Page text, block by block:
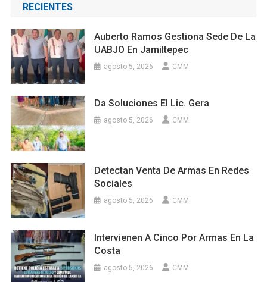
RECIENTES
Auberto Ramos Gestiona Sede De La
UABJO En Jamiltepec
agosto 5, 2026 CMM
Da Soluciones El Lic. Gera
agosto 5, 2026 CMM
Detectan Venta De Armas En Redes
Sociales
agosto 5, 2026 CMM
Intervienen A Cinco Por Armas En La
Costa
agosto 5, 2026 CMM